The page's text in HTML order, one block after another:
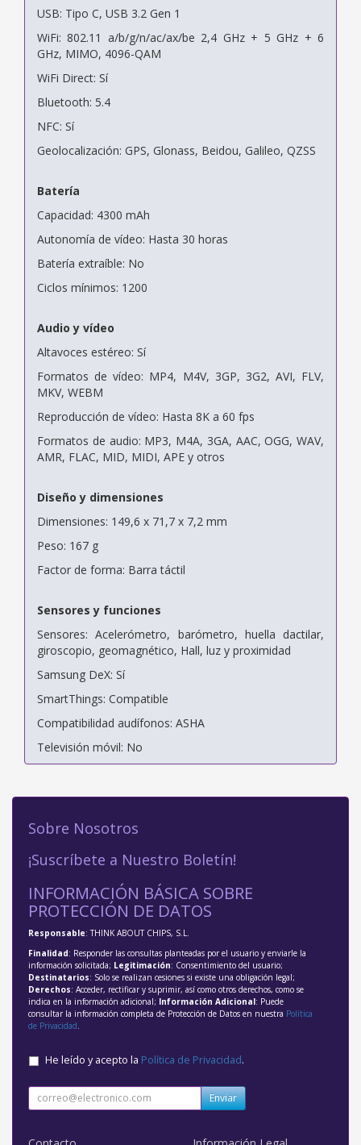
USB: Tipo C, USB 3.2 Gen 1
WiFi: 802.11 a/b/g/n/ac/ax/be 2,4 GHz + 5 GHz + 6
GHz, MIMO, 4096-QAM
WiFi Direct: Sí
Bluetooth: 5.4
NFC: Sí
Geolocalización: GPS, Glonass, Beidou, Galileo, QZSS
Batería
Capacidad: 4300 mAh
Autonomía de vídeo: Hasta 30 horas
Batería extraíble: No
Ciclos mínimos: 1200
Audio y vídeo
Altavoces estéreo: Sí
Formatos de vídeo: MP4, M4V, 3GP, 3G2, AVI, FLV,
MKV, WEBM
Reproducción de vídeo: Hasta 8K a 60 fps
Formatos de audio: MP3, M4A, 3GA, AAC, OGG, WAV,
AMR, FLAC, MID, MIDI, APE y otros
Diseño y dimensiones
Dimensiones: 149,6 x 71,7 x 7,2 mm
Peso: 167 g
Factor de forma: Barra táctil
Sensores y funciones
Sensores: Acelerómetro, barómetro, huella dactilar,
giroscopio, geomagnético, Hall, luz y proximidad
Samsung DeX: Sí
SmartThings: Compatible
Compatibilidad audífonos: ASHA
Televisión móvil: No
Sobre Nosotros
¡Suscríbete a Nuestro Boletín!
INFORMACIÓN BÁSICA SOBRE
PROTECCIÓN DE DATOS
Responsable: THINK ABOUT CHIPS, S.L.
Finalidad: Responder las consultas planteadas por el usuario y enviarle la
información solicitada; Legitimación: Consentimiento del usuario;
Destinatarios: Solo se realizan cesiones si existe una obligación legal;
Derechos: Acceder, rectificar y suprimir, así como otros derechos, como se
indica en la información adicional; Información Adicional: Puede
consultar la información completa de Protección de Datos en nuestra Política
de Privacidad
He leído y acepto la Política de Privacidad.
Enviar